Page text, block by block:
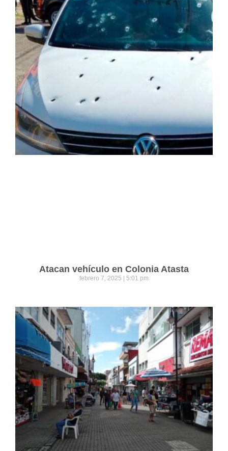
Atacan vehículo en Colonia Atasta
febrero 7, 2025 5:01 pm